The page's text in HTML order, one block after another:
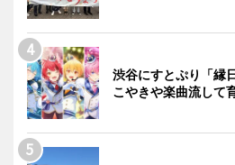
渋谷にすとぷり「縁
こやきや楽曲流して